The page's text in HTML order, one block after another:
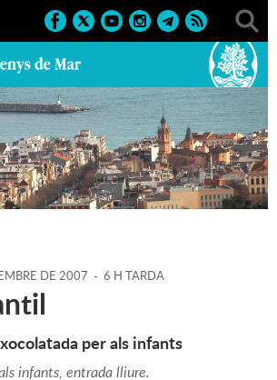
> 15-09-
> 2007 > Festes de carrer 2007
DE 2007 - 6 H TARDA
per als infants
infants, entrada lliure.